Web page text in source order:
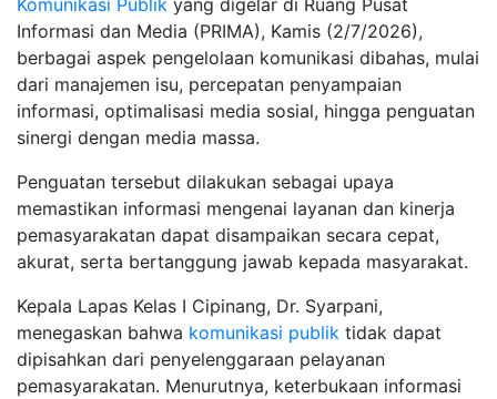
Informasi dan Media (PRIMA), Kamis (2/7/2026),
berbagai aspek pengelolaan komunikasi dibahas, mulai
dari manajemen isu, percepatan penyampaian
informasi, optimalisasi media sosial, hingga penguatan
sinergi dengan media massa.
Penguatan tersebut dilakukan sebagai upaya
memastikan informasi mengenai layanan dan kinerja
pemasyarakatan dapat disampaikan secara cepat,
akurat, serta bertanggung jawab kepada masyarakat.
Kepala Lapas Kelas I Cipinang, Dr. Syarpani,
menegaskan bahwa komunikasi publik tidak dapat
dipisahkan dari penyelenggaraan pelayanan
pemasyarakatan. Menurutnya, keterbukaan informasi